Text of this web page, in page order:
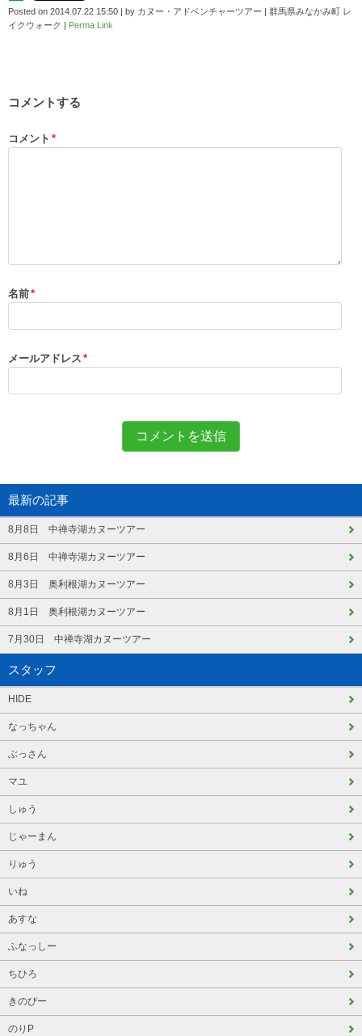
Posted on 2014.07.22 15:50 by カヌー・アドベンチャーツアー | 群馬県みなかみ町 レ
イクウォーク
Perma Link
コメントする
コメント *
名前*
メールアドレス *
最新の記事
8月8日 中禅寺湖カヌーツアー
8月6日 中禅寺湖カヌーツアー
8月3日 奥利根湖カヌーツアー
8月1日 奥利根湖カヌーツアー
7月30日 中禅寺湖カヌーツアー
スタッフ
HIDE
なっちゃん
ぶっさん
マユ
しゅう
じゃーまん
りゅう
いね
あすな
ふなっしー
ちひろ
きのぴー
のりP